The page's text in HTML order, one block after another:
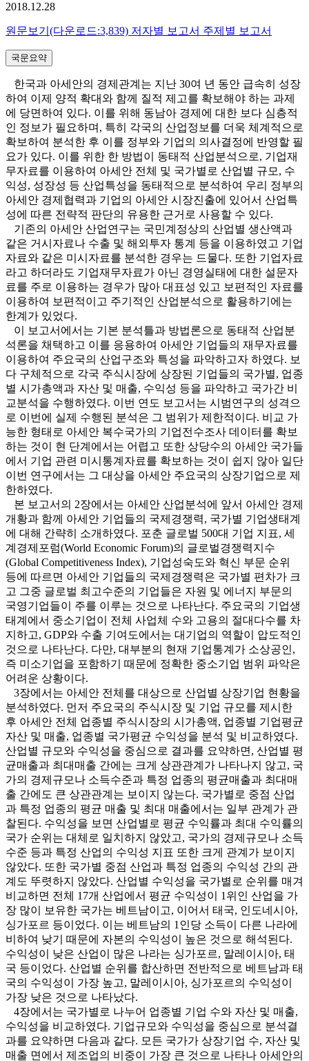
2018.12.28
원문보기(다운로드:3,839) 저자별 보고서 주제별 보고서
국문요약
한국과 아세안의 경제관계는 지난 30여 년 동안 급속히 성장
하여 이제 양적 확대와 함께 질적 제고를 확보해야 하는 과제
에 당면하여 있다. 이를 위해 동남아 경제에 대한 보다 심층적
인 정보가 필요하며, 특히 각국의 산업정보를 더욱 체계적으로
확보하여 분석한 후 이를 정부와 기업의 의사결정에 반영할 필
요가 있다. 이를 위한 한 방법이 동태적 산업분석으로, 기업재
무자료를 이용하여 아세안 전체 및 국가별로 산업별 규모, 수
익성, 성장성 등 산업특성을 동태적으로 분석하여 우리 정부의
아세안 경제협력과 기업의 아세안 시장진출에 있어서 산업특
성에 따른 전략적 판단의 유용한 근거로 사용할 수 있다.
기존의 아세안 산업연구는 국민계정상의 산업별 생산액과
같은 거시자료나 수출 및 해외투자 통계 등을 이용하였고 기업
자료와 같은 미시자료를 분석한 경우는 드물다. 또한 기업자료
라고 하더라도 기업재무자료가 아닌 경영실태에 대한 설문자
료를 주로 이용하는 경우가 많아 대표성 있고 보편적인 자료를
이용하여 보편적이고 주기적인 산업분석으로 활용하기에는
한계가 있었다.
이 보고서에서는 기본 분석틀과 방법론으로 동태적 산업분
석론을 채택하고 이를 응용하여 아세안 기업들의 재무자료를
이용하여 주요국의 산업구조와 특성을 파악하고자 하였다. 보
다 구체적으로 각국 주식시장에 상장된 기업들의 국가별, 업종
별 시가총액과 자산 및 매출, 수익성 등을 파악하고 국가간 비
교분석을 수행하였다. 이번 연도 보고서는 시범연구의 성격으
로 이번에 실제 수행된 분석은 그 범위가 제한적이다. 비교 가
능한 형태로 아세안 복수국가의 기업전수조사 데이터를 확보
하는 것이 현 단계에서는 어렵고 또한 상당수의 아세안 국가들
에서 기업 관련 미시통계자료를 확보하는 것이 쉽지 않아 일단
이번 연구에서는 그 대상을 아세안 주요국의 상장기업으로 제
한하였다.
본 보고서의 2장에서는 아세안 산업분석에 앞서 아세안 경제
개황과 함께 아세안 기업들의 국제경쟁력, 국가별 기업생태계
에 대해 간략히 소개하였다. 포춘 글로벌 500대 기업 지표, 세
계경제포럼(World Economic Forum)의 글로벌경쟁력지수
(Global Competitiveness Index), 기업성숙도와 혁신 부문 순위
등에 따르면 아세안 기업들의 국제경쟁력은 국가별 편차가 크
고 그중 글로벌 최고수준의 기업들은 자원 및 에너지 부문의
국영기업들이 주를 이루는 것으로 나타난다. 주요국의 기업생
태계에서 중소기업이 전체 사업체 수와 고용의 절대다수를 차
지하고, GDP와 수출 기여도에서는 대기업의 역할이 압도적인
것으로 나타난다. 다만, 대부분의 현재 기업통계가 소상공인,
즉 미소기업을 포함하기 때문에 정확한 중소기업 범위 파악은
어려운 상황이다.
3장에서는 아세안 전체를 대상으로 산업별 상장기업 현황을
분석하였다. 먼저 주요국의 주식시장 및 기업 규모를 제시한
후 아세안 전체 업종별 주식시장의 시가총액, 업종별 기업평균
자산 및 매출, 업종별 국가평균 수익성을 분석 및 비교하였다.
산업별 규모와 수익성을 중심으로 결과를 요약하면, 산업별 평
균매출과 최대매출 간에는 크게 상관관계가 나타나지 않고, 국
가의 경제규모나 소득수준과 특정 업종의 평균매출과 최대매
출 간에도 큰 상관관계는 보이지 않는다. 국가별로 중점 산업
과 특정 업종의 평균 매출 및 최대 매출에서는 일부 관계가 관
찰된다. 수익성을 보면 산업별로 평균 수익률과 최대 수익률의
국가 순위는 대체로 일치하지 않았고, 국가의 경제규모나 소득
수준 등과 특정 산업의 수익성 지표 또한 크게 관계가 보이지
않았다. 또한 국가별 중점 산업과 특정 업종의 수익성 간의 관
계도 뚜렷하지 않았다. 산업별 수익성을 국가별로 순위를 매겨
비교하면 전체 17개 산업에서 평균 수익성이 1위인 산업을 가
장 많이 보유한 국가는 베트남이고, 이어서 태국, 인도네시아,
싱가포르 등이었다. 이는 베트남의 1인당 소득이 다른 나라에
비하여 낮기 때문에 자본의 수익성이 높은 것으로 해석된다.
수익성이 낮은 산업이 많은 나라는 싱가포르, 말레이시아, 태
국 등이었다. 산업별 순위를 합산하면 전반적으로 베트남과 태
국의 수익성이 가장 높고, 말레이시아, 싱가포르의 수익성이
가장 낮은 것으로 나타났다.
4장에서는 국가별로 나누어 업종별 기업 수와 자산 및 매출,
수익성을 비교하였다. 기업규모와 수익성을 중심으로 분석결
과를 요약하면 다음과 같다. 모든 국가가 상장기업 수, 자산 및
매출 면에서 제조업의 비중이 가장 큰 것으로 나타나 아세안의